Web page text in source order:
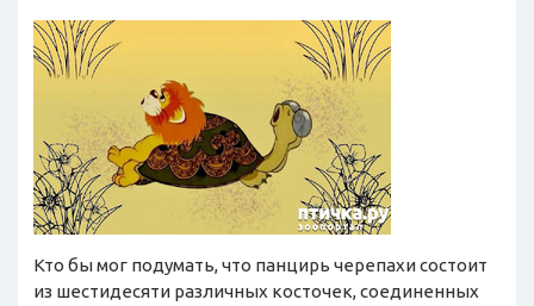
Кто бы мог подумать, что панцирь черепахи состоит
из шестидесяти различных косточек, соединенных